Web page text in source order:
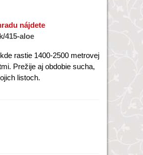
nájdete
415-aloe
rastie 1400-2500 metrovej
Prežije aj obdobie sucha,
listoch.